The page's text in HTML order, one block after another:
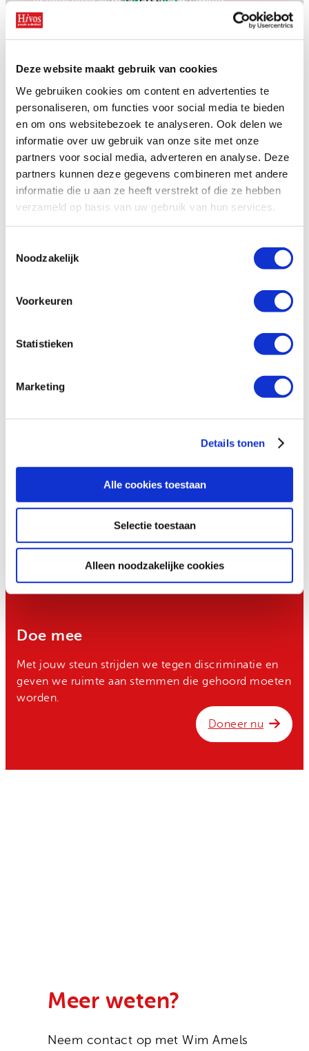
Deze website maakt gebruik van cookies
We gebruiken cookies om content en advertenties te
personaliseren, om functies voor social media te bieden
en om ons websitebezoek te analyseren. Ook delen we
informatie over uw gebruik van onze site met onze
partners voor social media, adverteren en analyse. Deze
partners kunnen deze gegevens combineren met andere
informatie die u aan ze heeft verstrekt of die ze hebben
verzameld op basis van uw gebruik van hun services.
Noodzakelijk
Voorkeuren
Statistieken
Marketing
Details tonen
Alle cookies toestaan
Selectie toestaan
Alleen noodzakelijke cookies
Margo en Ayden doneren een deel
Ieder jaar met Pride Amsterdam haalt
koffiezaak Margo’s geld op voor Hivos. “Onze
klanten zijn erg enthousiast over dit initiatief.”
Andere mogelijkheden
Wil je op een originele manier geld inzamelen?
Wees
Denk bijvoorbeeld aan de
Dam tot Damloop. Door je samen in te spannen,
Laat zien dat jouw bedrijf betrokken is en vervang de
standaard relatiegeschenken door een donatie aan
het teken staat vanbijdragen aan een betere wereld.
Als bedrijf kun je doneren met belastingvoordeel. Het
winstbedragen tot maximaal € 100.000. Op de
Belastingdienstlees je hoe dat precies
werkt.
Doe mee
Met jouw steun strijden we tegen discriminatie en
geven we ruimte aan stemmen die gehoord moeten
worden.
Doneer nu
Meer weten?
Neem contact op met Wim Amels